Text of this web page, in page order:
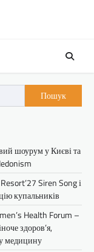
Пошук
шоурум у Києві та
Siren Song і
купальників
Health Forum –
здоров’я,
медицину